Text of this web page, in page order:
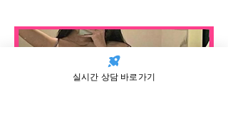
실시간 상담 바로가기